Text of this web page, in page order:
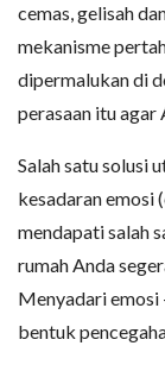
cemas, gelisah
mekanisme
dipermalukan di
perasaan itu agar
Salah satu solusi
kesadaran emosi
mendapati salah
rumah Anda
Menyadari emosi
bentuk